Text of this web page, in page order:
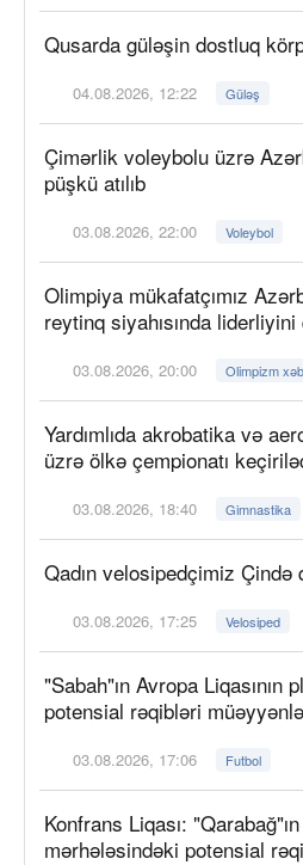
Qusarda güləşin dostluq
04.08.2026, 12:22 Güləş
Çimərlik voleybolu üzrə
püşkü atılıb
03.08.2026, 22:00 Voleybol
Olimpiya mükafatçımız
reytinq siyahısında
03.08.2026, 20:00 Olimpizm
Yardımlıda akrobatika və
üzrə ölkə çempionatı
03.08.2026, 18:40 Gimnastika
Qadın velosipedçimiz Çində
03.08.2026, 17:25 Velosiped
"Sabah"ın Avropa Liqasının
potensial rəqibləri
03.08.2026, 17:06 Futbol
Konfrans Liqası:
mərhələsindəki potensial